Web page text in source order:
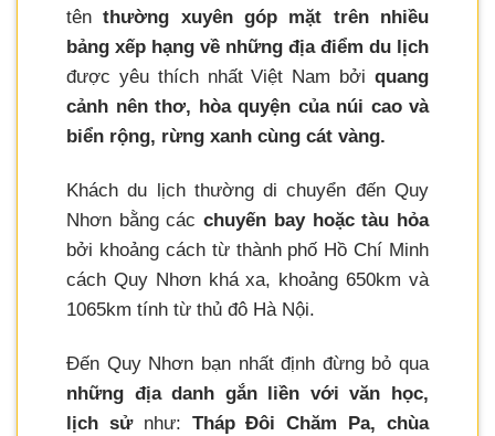
tênthường xuyên góp mặt trên nhiều
bảng xếp hạng về những địa điểm du lịch
được yêu thích nhất Việt Nam bởi quang
cảnh nên thơ, hòa quyện của núi cao và
biển rộng, rừng xanh cùng cát vàng.
Khách du lịch thường di chuyển đến Quy
Nhơn bằng cácchuyến bay hoặc tàu hỏa
bởi khoảng cách từ thành phố Hồ Chí Minh
cách Quy Nhơn khá xa, khoảng 650km và
1065km tính từ thủ đô Hà Nội.
Đến Quy Nhơn bạn nhất định đừng bỏ qua
những địa danh gắn liền với văn học,
lịch sửnhư: Tháp Đôi Chăm Pa, chùa